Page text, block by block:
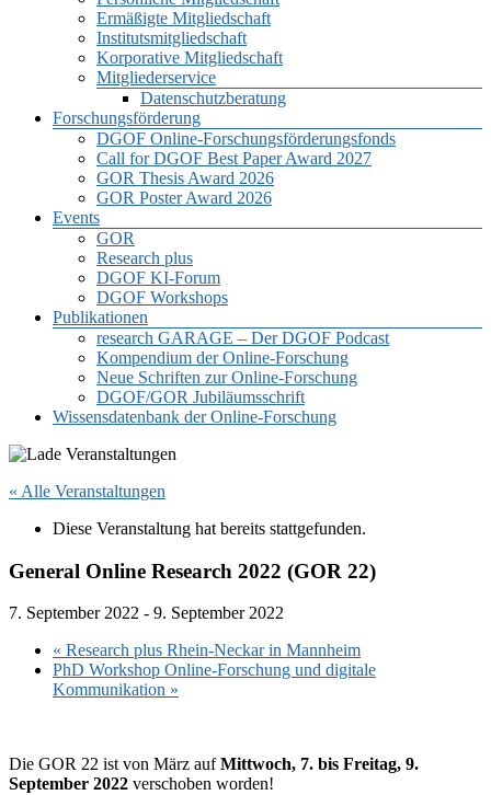
Ermäßigte Mitgliedschaft
Institutsmitgliedschaft
Korporative Mitgliedschaft
Mitgliederservice
Datenschutzberatung
Forschungsförderung
DGOF Online-Forschungsförderungsfonds
Call for DGOF Best Paper Award 2027
GOR Thesis Award 2026
GOR Poster Award 2026
Events
GOR
Research plus
DGOF KI-Forum
DGOF Workshops
Publikationen
research GARAGE – Der DGOF Podcast
Kompendium der Online-Forschung
Neue Schriften zur Online-Forschung
DGOF/GOR Jubiläumsschrift
Wissensdatenbank der Online-Forschung
« Alle Veranstaltungen
Diese Veranstaltung hat bereits stattgefunden.
General Online Research 2022 (GOR 22)
7. September 2022 - 9. September 2022
« Research plus Rhein-Neckar in Mannheim
PhD Workshop Online-Forschung und digitale
Kommunikation »
Die GOR 22 ist von März aufMittwoch, 7. bis Freitag, 9.
September 2022 verschoben worden!